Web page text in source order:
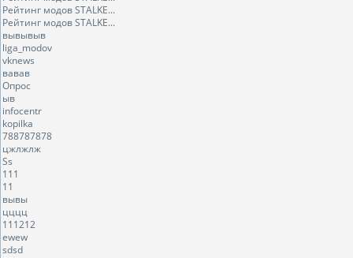
Рейтинг модов STALKE...
Рейтинг модов STALKE...
вывывыв
liga_modov
vknews
вавав
Опрос
ыв
infocentr
kopilka
788787878
цжлжлж
Ss
111
11
вывы
цццц
111212
ewew
sdsd